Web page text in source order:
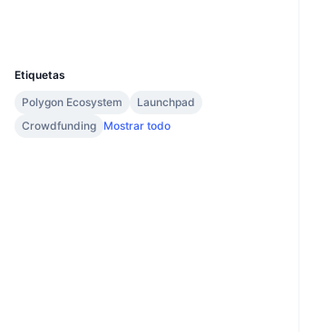
Etiquetas
Polygon Ecosystem
Launchpad
Crowdfunding Mostrar todo